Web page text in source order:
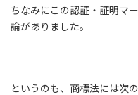
ちなみにこの認証・証明マ
論がありました。
というのも、商標法には次